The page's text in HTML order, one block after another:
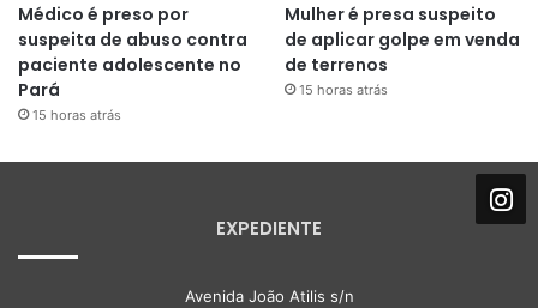
Médico é preso por
suspeita de abuso contra
paciente adolescente no
Pará
15 horas atrás
Mulher é presa suspeito
de aplicar golpe em venda
de terrenos
15 horas atrás
EXPEDIENTE
Avenida João Atilis s/n